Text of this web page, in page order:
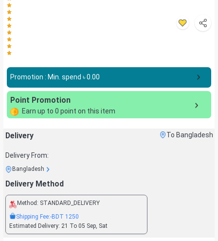
Promotion : Min. spend ৳0.00
Point Promotion
Earn up to 0 point on this item
Delivery To Bangladesh
Delivery From:
Bangladesh
Delivery Method
Method: STANDARD_DELIVERY
Shipping Fee:-BDT 1250
Estimated Delivery: 21 To 05 Sep, Sat